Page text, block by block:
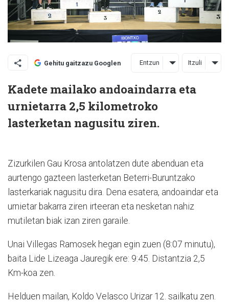
Gehitu gaitzazu Googlen Entzun Itzuli
Kadete mailako andoaindarra eta
urnietarra 2,5 kilometroko
lasterketan nagusitu ziren.
Zizurkilen Gau Krosa antolatzen dute abenduan eta
aurtengo gazteen lasterketan Beterri-Buruntzako
lasterkariak nagusitu dira. Dena esatera, andoaindar eta
urnietar bakarra ziren irteeran eta nesketan nahiz
mutiletan biak izan ziren garaile.
Unai Villegas Ramosek hegan egin zuen (8:07 minutu),
baita Lide Lizeaga Jauregik ere: 9:45. Distantzia 2,5
Km-koa zen.
Helduen mailan, Koldo Velasco Urizar 12. sailkatu zen.